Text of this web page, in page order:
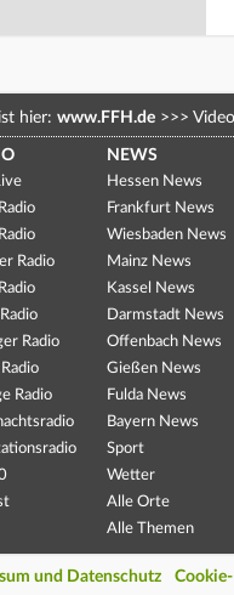
hier: www.FFH.de >>> Video
Radio
Radio
Radio
NEWS
Hessen News
Frankfurt News
Wiesbaden News
Mainz News
Kassel News
Darmstadt News
Offenbach News
Gießen News
Fulda News
Bayern News
Sport
Wetter
Alle Orte
Alle Themen
und Datenschutz